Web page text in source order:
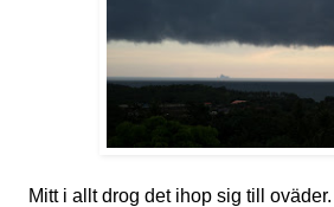
Mitt i allt drog det ihop sig till